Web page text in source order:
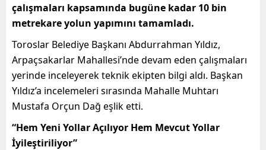
çalışmaları kapsamında bugüne kadar 10 bin
metrekare yolun yapımını tamamladı.
Toroslar Belediye Başkanı Abdurrahman Yıldız,
Arpaçsakarlar Mahallesi’nde devam eden çalışmaları
yerinde inceleyerek teknik ekipten bilgi aldı. Başkan
Yıldız’a incelemeleri sırasında Mahalle Muhtarı
Mustafa Orçun Dağ eşlik etti.
“Hem Yeni Yollar Açılıyor Hem Mevcut Yollar
İyileştiriliyor”